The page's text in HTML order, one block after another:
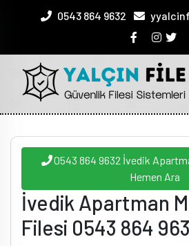
0543 864 9632
0543 864 9632 İvedik
Hemen Ara
İvedik Apartman
Filesi 0543 864